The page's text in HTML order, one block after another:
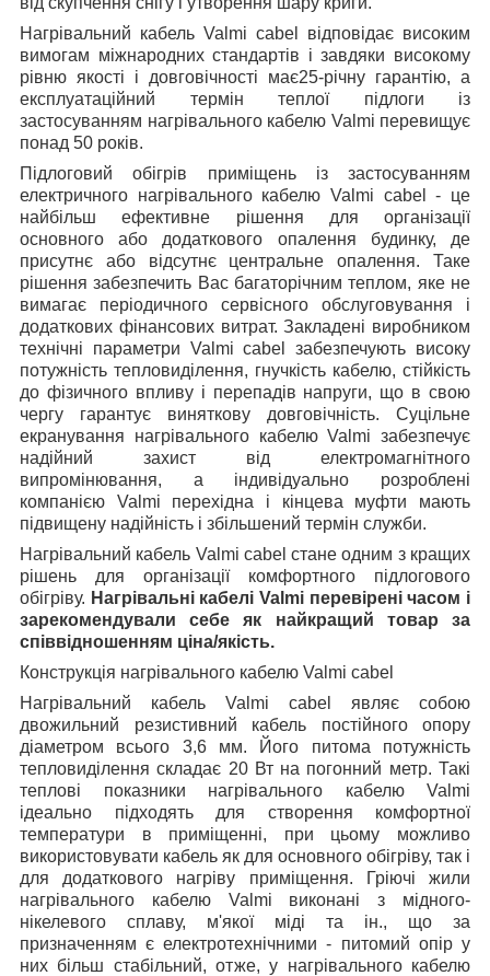
Нагрівальний кабель Valmi cabel відповідає високим
вимогам міжнародних стандартів і завдяки високому
рівню якості і довговічності має25-річну гарантію, а
експлуатаційний термін теплої підлоги із
застосуванням нагрівального кабелю Valmi перевищує
понад 50 років.
Підлоговий обігрів приміщень із застосуванням
електричного нагрівального кабелю Valmi cabel - це
найбільш ефективне рішення для організації
основного або додаткового опалення будинку, де
присутнє або відсутнє центральне опалення. Таке
рішення забезпечить Вас багаторічним теплом, яке не
вимагає періодичного сервісного обслуговування і
додаткових фінансових витрат. Закладені виробником
технічні параметри Valmi cabel забезпечують високу
потужність тепловиділення, гнучкість кабелю, стійкість
до фізичного впливу і перепадів напруги, що в свою
чергу гарантує виняткову довговічність. Суцільне
екранування нагрівального кабелю Valmi забезпечує
надійний захист від електромагнітного
випромінювання, а індивідуально розроблені
компанією Valmi перехідна і кінцева муфти мають
підвищену надійність і збільшений термін служби.
Нагрівальний кабель Valmi cabel стане одним з кращих
рішень для організації комфортного підлогового
обігріву. Нагрівальні кабелі Valmi перевірені часом і
зарекомендували себе як найкращий товар за
співвідношенням ціна/якість.
Конструкція нагрівального кабелю Valmi cabel
Нагрівальний кабель Valmi cabel являє собою
двожильний резистивний кабель постійного опору
діаметром всього 3,6 мм. Його питома потужність
тепловиділення складає 20 Вт на погонний метр. Такі
теплові показники нагрівального кабелю Valmi
ідеально підходять для створення комфортної
температури в приміщенні, при цьому можливо
використовувати кабель як для основного обігріву, так і
для додаткового нагріву приміщення. Гріючі жили
нагрівального кабелю Valmi виконані з мідного-
нікелевого сплаву, м'якої міді та ін., що за
призначенням є електротехнічними - питомий опір у
них більш стабільний, отже, у нагрівального кабелю